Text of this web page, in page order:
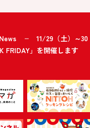
News
11/29（土）～
FRIDAY」を開催します